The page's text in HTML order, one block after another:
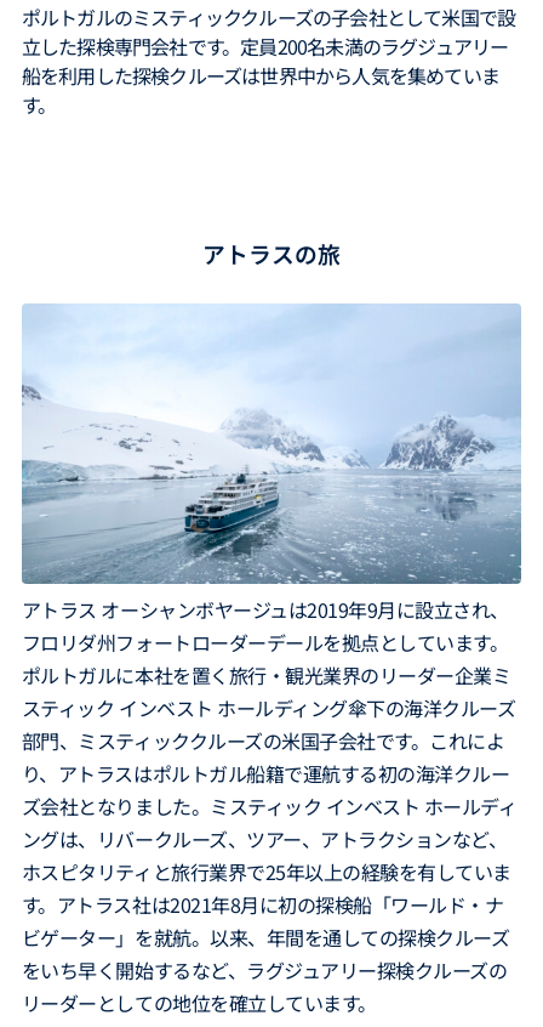
ポルトガルのミスティッククルーズの子会社として米国で設
立した探検専門会社です。定員200名未満のラグジュアリー
船を利用した探検クルーズは世界中から人気を集めていま
す。
アトラスの旅
アトラス オーシャンボヤージュは2019年9月に設立され、
フロリダ州フォートローダーデールを拠点としています。
ポルトガルに本社を置く旅行・観光業界のリーダー企業ミ
スティック インベスト ホールディング傘下の海洋クルーズ
部門、ミスティッククルーズの米国子会社です。これによ
り、アトラスはポルトガル船籍で運航する初の海洋クルー
ズ会社となりました。ミスティック インベスト ホールディ
ングは、リバークルーズ、ツアー、アトラクションなど、
ホスピタリティと旅行業界で25年以上の経験を有していま
す。アトラス社は2021年8月に初の探検船「ワールド・ナ
ビゲーター」を就航。以来、年間を通しての探検クルーズ
をいち早く開始するなど、ラグジュアリー探検クルーズの
リーダーとしての地位を確立しています。